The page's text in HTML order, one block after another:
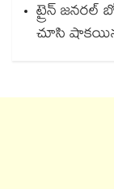
ట్రైన్ జనరల్
చూసి షాకయిన